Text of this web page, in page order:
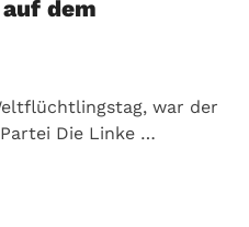
dem
war der
Die Linke …